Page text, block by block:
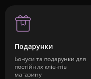
Подарунки
Бонуси та подарунки для
постійних клієнтів
магазину